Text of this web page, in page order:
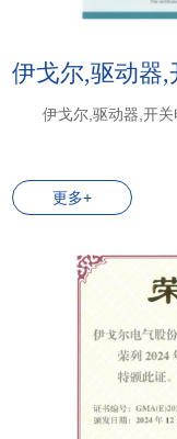
伊戈尔,驱动器,开
更多+